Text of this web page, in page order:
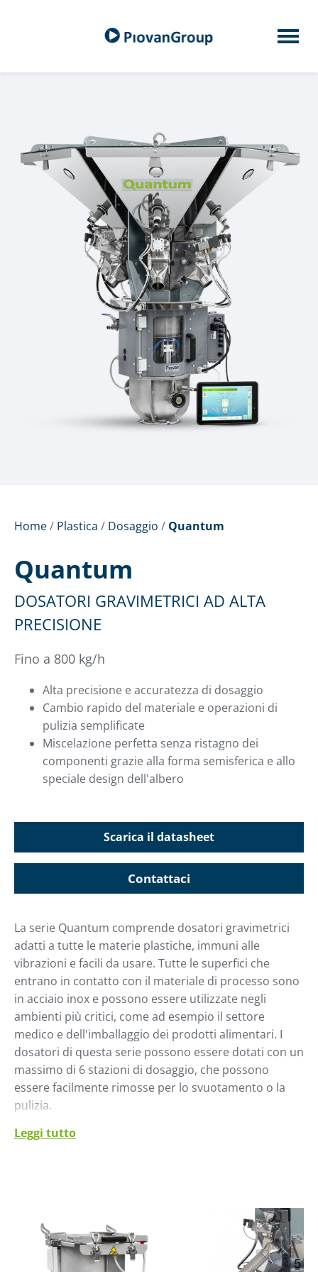
Home/ Plastica / Dosaggio / Quantum
Quantum
DOSATORI GRAVIMETRICI AD ALTA
PRECISIONE
Fino a 800 kg/h
Alta precisione e accuratezza di dosaggio
Cambio rapido del materiale e operazioni di
pulizia semplificate
Miscelazione perfetta senza ristagno dei
componenti grazie alla forma semisferica e allo
speciale design dell'albero
Scarica il datasheet
Contattaci
La serie Quantum comprende dosatori gravimetrici
adatti a tutte le materie plastiche, immuni alle
vibrazioni e facili da usare. Tutte le superfici che
entrano in contatto con il materiale di processo sono
in acciaio inox e possono essere utilizzate negli
ambienti più critici, come ad esempio il settore
medico e dell'imballaggio dei prodotti alimentari. I
dosatori di questa serie possono essere dotati con un
massimo di 6 stazioni di dosaggio, che possono
essere facilmente rimosse per lo svuotamento o la
pulizia.
Il miscelatore può essere installato a distanza sopra
Progettate per semplificare il cambio dei materiali,
quando il peso e le dimensioni consentono una
manipolazione sicura, le stazioni di dosaggio possono
Leggi tutto